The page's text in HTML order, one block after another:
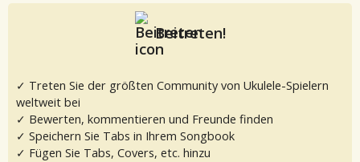
Beitreten!
✓ Treten Sie der größten Community von Ukulele-Spielern
weltweit bei
✓ Bewerten, kommentieren und Freunde finden
✓ Speichern Sie Tabs in Ihrem Songbook
✓ Fügen Sie Tabs, Covers, etc. hinzu